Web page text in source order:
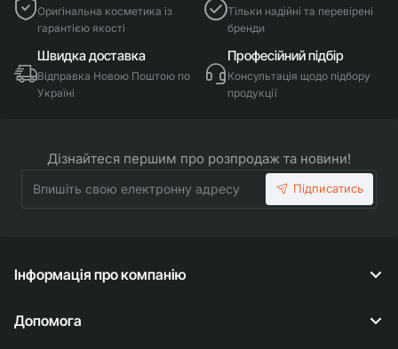
Оригінальна косметика із
гарантією якості
Тільки надійні та перевірені
бренди
Швидка доставка
Відправка Новою Поштою по
Україні
Професійний підбір
Консультація щодо підбору
продукції
Дізнайтеся першим про розпродаж та новини!
свою
Підписатись
Інформація про компанію
Допомога